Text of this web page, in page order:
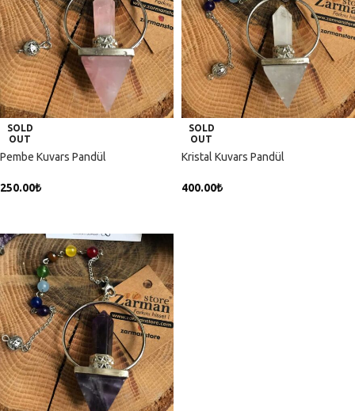
SOLD
OUT
Pembe Kuvars Pandül
250.00₺
SOLD
OUT
Kristal Kuvars Pandül
400.00₺